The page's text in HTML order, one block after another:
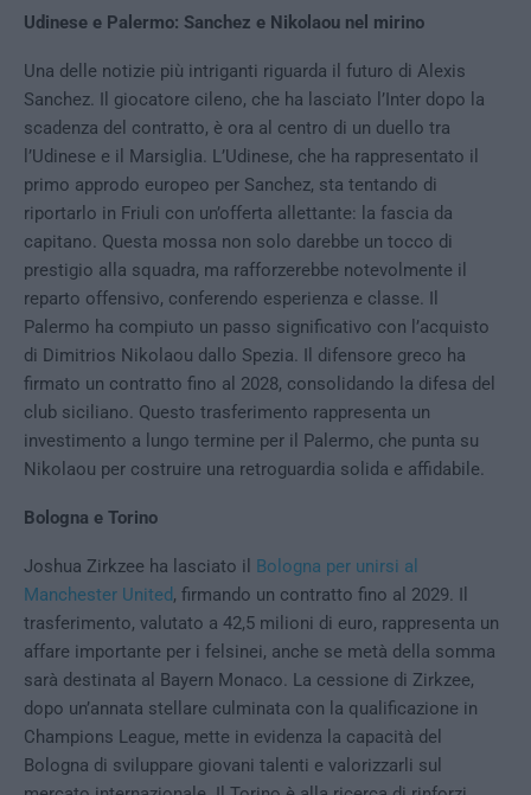
Udinese e Palermo: Sanchez e Nikolaou nel mirino
Una delle notizie più intriganti riguarda il futuro di Alexis
Sanchez. Il giocatore cileno, che ha lasciato l’Inter dopo la
scadenza del contratto, è ora al centro di un duello tra
l’Udinese e il Marsiglia. L’Udinese, che ha rappresentato il
primo approdo europeo per Sanchez, sta tentando di
riportarlo in Friuli con un’offerta allettante: la fascia da
capitano. Questa mossa non solo darebbe un tocco di
prestigio alla squadra, ma rafforzerebbe notevolmente il
reparto offensivo, conferendo esperienza e classe. Il
Palermo ha compiuto un passo significativo con l’acquisto
di Dimitrios Nikolaou dallo Spezia. Il difensore greco ha
firmato un contratto fino al 2028, consolidando la difesa del
club siciliano. Questo trasferimento rappresenta un
investimento a lungo termine per il Palermo, che punta su
Nikolaou per costruire una retroguardia solida e affidabile.
Bologna e Torino
Joshua Zirkzee ha lasciato il Bologna per unirsi al
Manchester United, firmando un contratto fino al 2029. Il
trasferimento, valutato a 42,5 milioni di euro, rappresenta un
affare importante per i felsinei, anche se metà della somma
sarà destinata al Bayern Monaco. La cessione di Zirkzee,
dopo un’annata stellare culminata con la qualificazione in
Champions League, mette in evidenza la capacità del
Bologna di sviluppare giovani talenti e valorizzarli sul